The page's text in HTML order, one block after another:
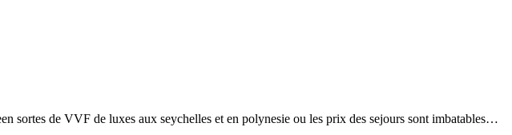
sortes de VVF de luxes aux seychelles et en polynesie ou les prix des sejours sont imbatables…